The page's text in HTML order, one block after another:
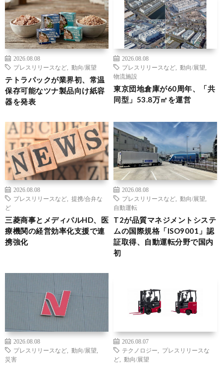
2026.08.08
プレスリリースなど
動向/展望
テトラパックが業界初、常温
保存可能なツナ製品向け紙容
器を発表
2026.08.08
プレスリリースなど
動向/展望
物流施設
東京団地倉庫が60周年、「共
同型」53.8万㎡を運営
2026.08.08
プレスリリースなど
提携/合弁な
ど
三菱商事とメディパルHD、医
療機関の経営効率化支援で連
携強化
2026.08.08
プレスリリースなど
動向/展望
自動運転
T2が品質マネジメントシステ
ムの国際規格「ISO9001」認
証取得、自動運転分野で国内
初
2026.08.08
プレスリリースなど
動向/展望
災害
2026.08.07
テクノロジー
プレスリリースな
ど
動向/展望